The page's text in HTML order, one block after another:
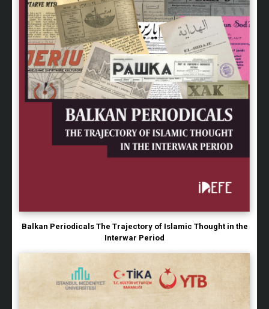
Balkan Periodicals The Trajectory of Islamic Thought in the
Interwar Period